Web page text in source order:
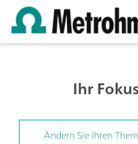
Ihr
Ändern Sie Ihren